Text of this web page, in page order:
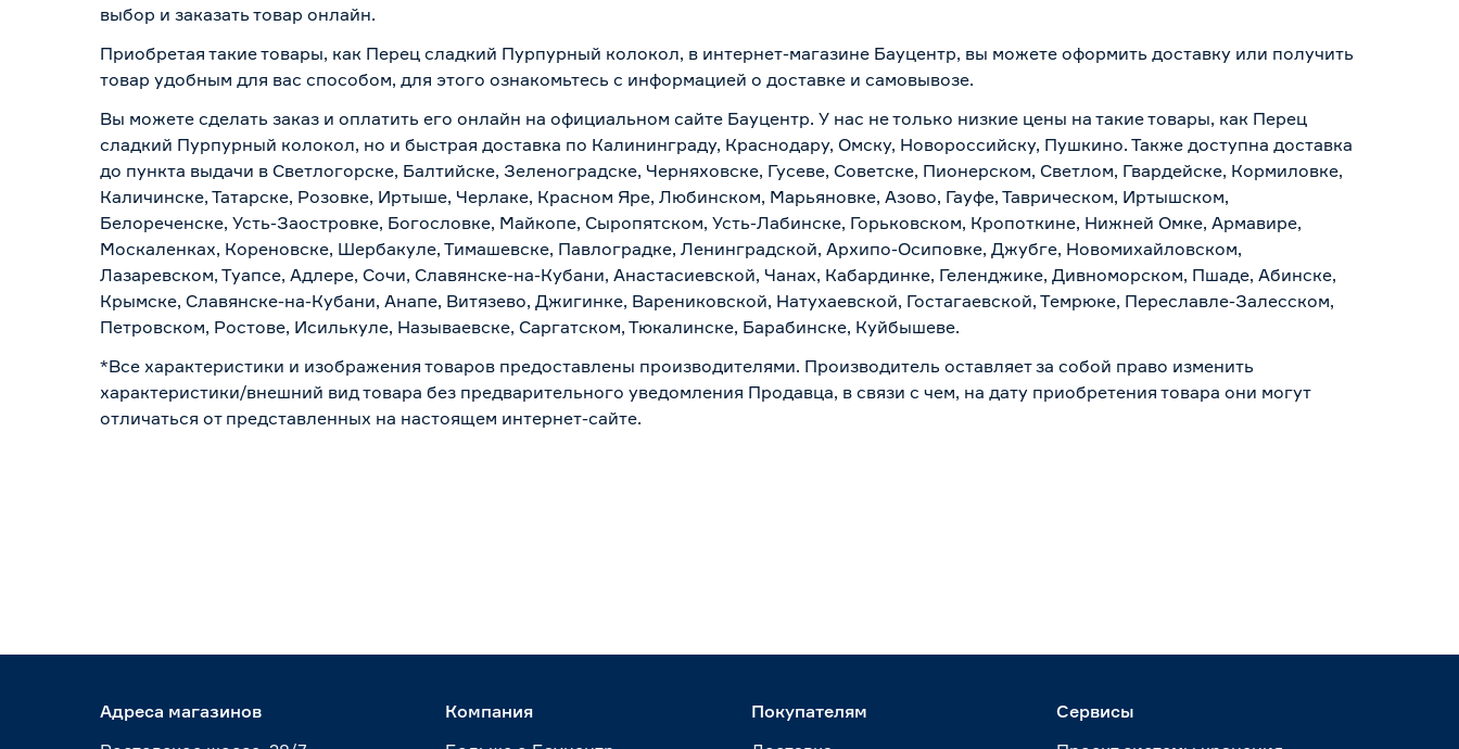
выбор и заказать товар онлайн.
Приобретая такие товары, как Перец сладкий Пурпурный колокол, в интернет-магазине Бауцентр, вы можете оформить доставку или получить
товар удобным для вас способом, для этого ознакомьтесь с информацией о доставке и самовывозе.
Вы можете сделать заказ и оплатить его онлайн на официальном сайте Бауцентр. У нас не только низкие цены на такие товары, как Перец
сладкий Пурпурный колокол, но и быстрая доставка по Калининграду, Краснодару, Омску, Новороссийску, Пушкино. Также доступна доставка
до пункта выдачи в Светлогорске, Балтийске, Зеленоградске, Черняховске, Гусеве, Советске, Пионерском, Светлом, Гвардейске, Кормиловке,
Каличинске, Татарске, Розовке, Иртыше, Черлаке, Красном Яре, Любинском, Марьяновке, Азово, Гауфе, Таврическом, Иртышском,
Белореченске, Усть-Заостровке, Богословке, Майкопе, Сыропятском, Усть-Лабинске, Горьковском, Кропоткине, Нижней Омке, Армавире,
Москаленках, Кореновске, Шербакуле, Тимашевске, Павлоградке, Ленинградской, Архипо-Осиповке, Джубге, Новомихайловском,
Лазаревском, Туапсе, Адлере, Сочи, Славянске-на-Кубани, Анастасиевской, Чанах, Кабардинке, Геленджике, Дивноморском, Пшаде, Абинске,
Крымске, Славянске-на-Кубани, Анапе, Витязево, Джигинке, Варениковской, Натухаевской, Гостагаевской, Темрюке, Переславле-Залесском,
Петровском, Ростове, Исилькуле, Называевске, Саргатском, Тюкалинске, Барабинске, Куйбышеве.
*Все характеристики и изображения товаров предоставлены производителями. Производитель оставляет за собой право изменить
характеристики/внешний вид товара без предварительного уведомления Продавца, в связи с чем, на дату приобретения товара они могут
отличаться от представленных на настоящем интернет-сайте.
Адреса магазинов
Компания
Покупателям
Сервисы